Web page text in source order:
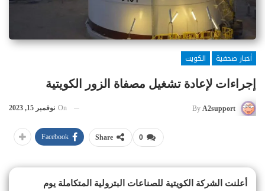
أخبار صحفية
الكويت
إجراءات لإعادة تشغيل مصفاة الزور الكويتية
By A2support
On نوفمبر 15, 2023
0
Share
Facebook
أعلنت الشركة الكويتية للصناعات البترولية المتكاملة يوم